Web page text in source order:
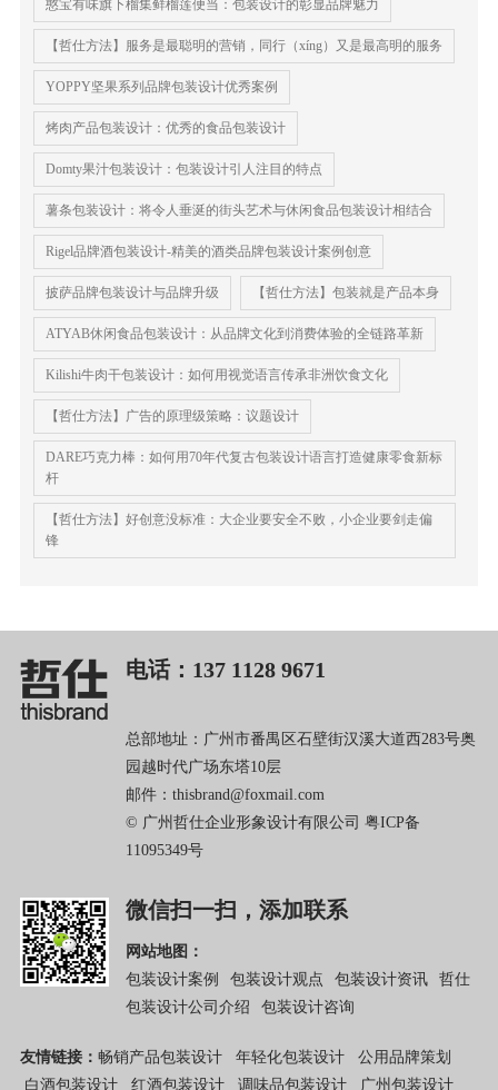
憨宝有味旗下榴集鲜榴莲便当：包装设计的彰显品牌魅力
【哲仕方法】服务是最聪明的营销，同行（xíng）又是最高明的服务
YOPPY坚果系列品牌包装设计优秀案例
烤肉产品包装设计：优秀的食品包装设计
Domty果汁包装设计：包装设计引人注目的特点
薯条包装设计：将令人垂涎的街头艺术与休闲食品包装设计相结合
Rigel品牌酒包装设计-精美的酒类品牌包装设计案例创意
披萨品牌包装设计与品牌升级 【哲仕方法】包装就是产品本身
ATYAB休闲食品包装设计：从品牌文化到消费体验的全链路革新
Kilishi牛肉干包装设计：如何用视觉语言传承非洲饮食文化
【哲仕方法】广告的原理级策略：议题设计
DARE巧克力棒：如何用70年代复古包装设计语言打造健康零食新标
杆
【哲仕方法】好创意没标准：大企业要安全不败，小企业要剑走偏
锋
电话：137 1128 9671
总部地址：广州市番禺区石壁街汉溪大道西283号奥
园越时代广场东塔10层
邮件：thisbrand@foxmail.com
© 广州哲仕企业形象设计有限公司 粤ICP备
11095349号
微信扫一扫，添加联系
网站地图：
包装设计案例
包装设计观点 包装设计资讯
哲仕
包装设计公司介绍
包装设计咨询
友情链接： 畅销产品包装设计 年轻化包装设计
公用品牌策划
白酒包装设计
红酒包装设计 调味品包装设计 广州包装设计